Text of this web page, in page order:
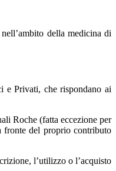
della medicina di
e Privati, che rispondano ai
Roche (fatta eccezione per
fronte del proprio contributo
l’utilizzo o l’acquisto